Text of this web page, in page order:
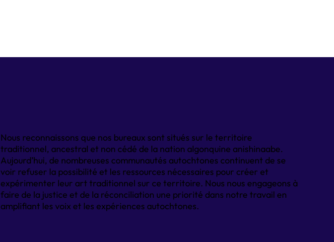
Nous reconnaissons que nos bureaux sont situés sur le territoire
traditionnel, ancestral et non cédé de la nation algonquine anishinaabe.
Aujourd’hui, de nombreuses communautés autochtones continuent de se
voir refuser la possibilité et les ressources nécessaires pour créer et
expérimenter leur art traditionnel sur ce territoire. Nous nous engageons à
faire de la justice et de la réconciliation une priorité dans notre travail en
amplifiant les voix et les expériences autochtones.